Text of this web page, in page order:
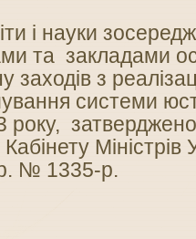
і науки
та закладами
заходів з
системи
року,
Міністрів
№ 1335-р.